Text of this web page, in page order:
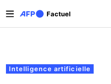
Factuel
Onglets principaux
Intelligence artificielle